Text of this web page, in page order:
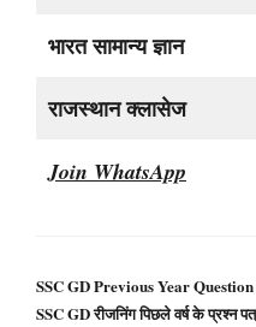
भारत सामान्य ज्ञान
राजस्थान क्लासेज
Join WhatsApp
SSC GD Previous Year
SSC GD रीजनिंग पिछले वर्ष के